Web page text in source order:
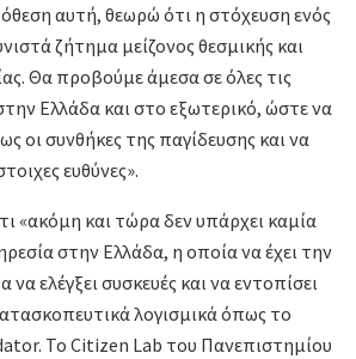
αυτή, θεωρώ ότι η στόχευση ενός
ζήτημα μείζονος θεσμικής και
Θα προβούμε άμεσα σε όλες τις
Ελλάδα και στο εξωτερικό, ώστε να
οι συνθήκες της παγίδευσης και να
ευθύνες».
«ακόμη και τώρα δεν υπάρχει καμία
στην Ελλάδα, η οποία να έχει την
ελέγξει συσκευές και να εντοπίσει
λογισμικά όπως το
Το Citizen Lab του Πανεπιστημίου